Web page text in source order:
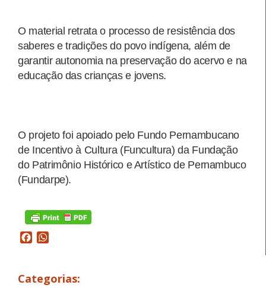
O material retrata o processo de resistência dos
saberes e tradições do povo indígena, além de
garantir autonomia na preservação do acervo e na
educação das crianças e jovens.
O projeto foi apoiado pelo Fundo Pernambucano
de Incentivo à Cultura (Funcultura) da Fundação
do Patrimônio Histórico e Artístico de Pernambuco
(Fundarpe).
Facebook
Categorias: